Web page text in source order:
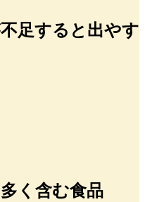
足すると出やす
く含む食品